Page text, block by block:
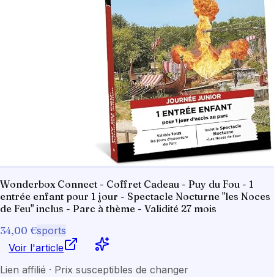
Wonderbox Connect - Coffret Cadeau - Puy du Fou - 1
entrée enfant pour 1 jour - Spectacle Nocturne "les Noces
de Feu" inclus - Parc à thème - Validité 27 mois
34,00 €sports
Voir l'article
Lien affilié · Prix susceptibles de changer